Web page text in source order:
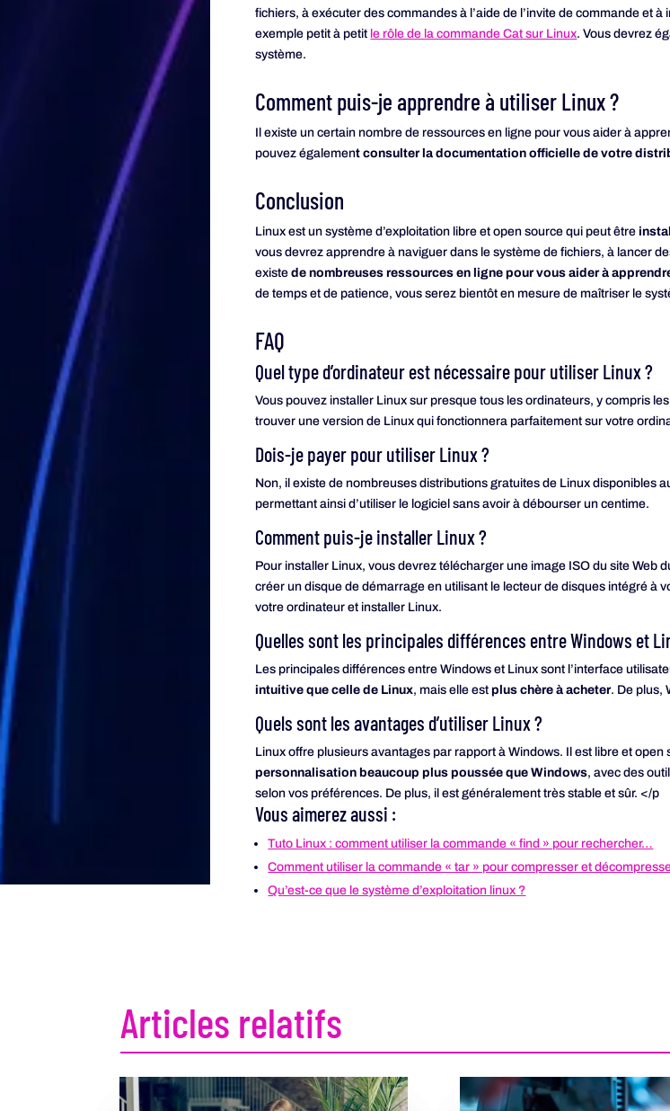
fichiers, à exécuter des commandes à l’aide de l’invite de commande et
exemple petit à petit le rôle de la commande Cat sur Linux. Vous devrez
système.
Comment puis-je apprendre à utiliser Linux ?
Il existe un certain nombre de ressources en ligne pour vous aider à
pouvez également consulter la documentation officielle de votre
Conclusion
Linux est un système d’exploitation libre et open source qui peut être
vous devrez apprendre à naviguer dans le système de fichiers, à lancer
existede nombreuses ressources en ligne pour vous aider à
de temps et de patience, vous serez bientôt en mesure de maîtriser le
FAQ
Quel type d’ordinateur est nécessaire pour utiliser Linux ?
Vous pouvez installer Linux sur presque tous les ordinateurs, y compris
trouver une version de Linux qui fonctionnera parfaitement sur votre
Dois-je payer pour utiliser Linux ?
Non, il existe de nombreuses distributions gratuites de Linux disponibles
permettant ainsi d’utiliser le logiciel sans avoir à débourser un centime.
Comment puis-je installer Linux ?
Pour installer Linux, vous devrez télécharger une image ISO du site Web
créer un disque de démarrage en utilisant le lecteur de disques intégré à
votre ordinateur et installer Linux.
Quelles sont les principales différences entre Windows et
Les principales différences entre Windows et Linux sont l’interface
intuitive que celle de Linux, mais elle estplus chère à acheter. De plus,
Quels sont les avantages d’utiliser Linux ?
Linux offre plusieurs avantages par rapport à Windows. Il est libre et
personnalisation beaucoup plus poussée que Windows, avec des
selon vos préférences. De plus, il est généralement très stable et sûr. </p
Vous aimerez aussi :
Tuto Linux : comment utiliser la commande « find » pour rechercher…
Comment utiliser la commande « tar » pour compresser et
Qu’est-ce que le système d’exploitation linux ?
Articles relatifs